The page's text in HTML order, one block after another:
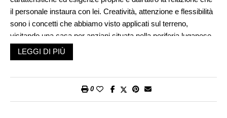
il personale instaura con lei. Creatività, attenzione e flessibilità
sono i concetti che abbiamo visto applicati sul terreno,
visitando una casa per anziani situata nella periferia luganese
e una nell’alto Ticino, più precisamente Al Pagnolo a Sorengo e
La Quercia ad Acquarossa.
anziani. Bar, ma anche panetterie, preasili, esposizioni d’arte e
LEGGI DI PIÙ
0